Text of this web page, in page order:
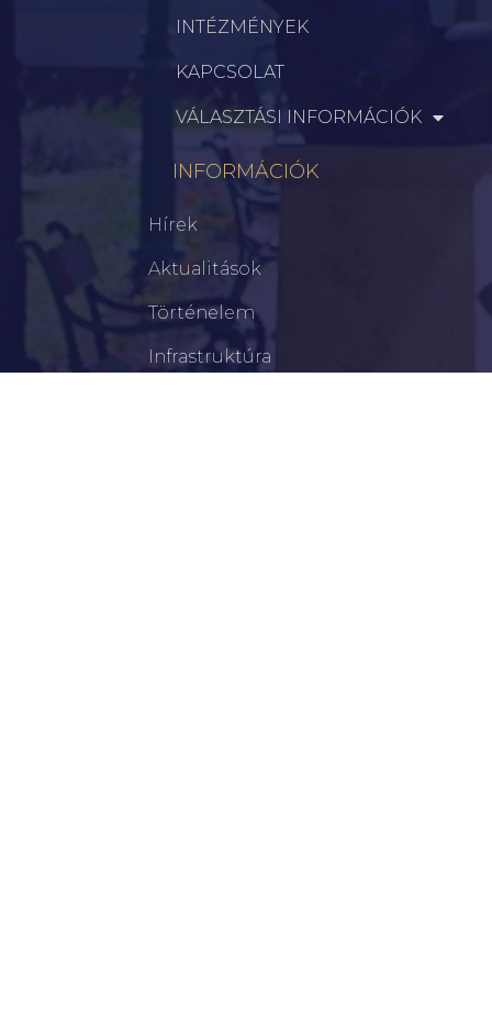
INTÉZMÉNYEK
KAPCSOLAT
VÁLASZTÁSI INFORMÁCIÓK
INFORMÁCIÓK
Hírek
Aktualitások
Történelem
Infrastruktúra